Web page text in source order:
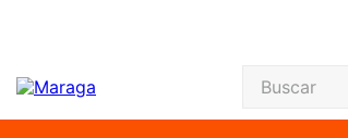
Buscar